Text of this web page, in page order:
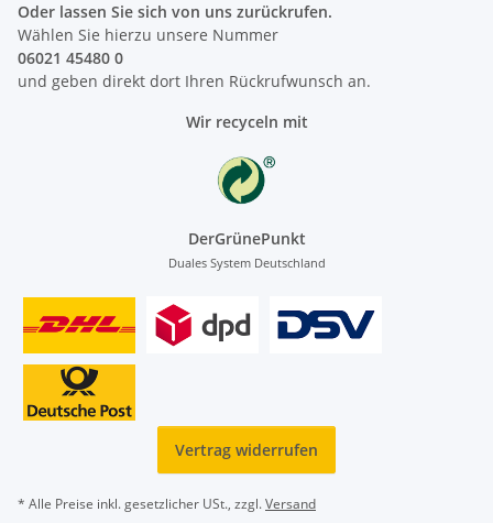
Oder lassen Sie sich von uns zurückrufen.
Wählen Sie hierzu unsere Nummer
06021 45480 0
und geben direkt dort Ihren Rückrufwunsch an.
Wir recyceln mit
DerGrünePunkt
Duales System Deutschland
Vertrag widerrufen
* Alle Preise inkl. gesetzlicher USt., zzgl.Versand